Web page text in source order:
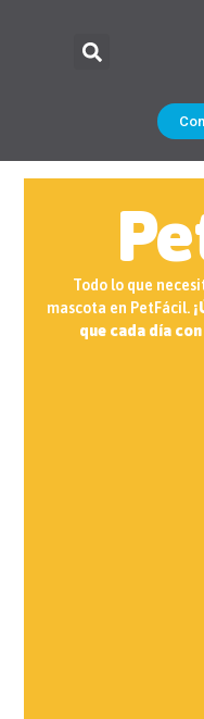
Todo lo que
mascota en PetFácil.
que cada día